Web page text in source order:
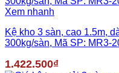
Xem nhanh
Kệ kho 3 sàn, cao 1.5m,
300kg/sàn, Mã SP: MR3-
1.422.500₫